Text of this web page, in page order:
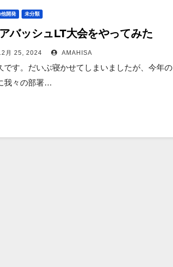
他開発 未分類
バッシュLT大会をやってみた
月 25, 2024 AMAHISA
です。だいぶ寝かせてしまいましたが、今年の
我々の部署…